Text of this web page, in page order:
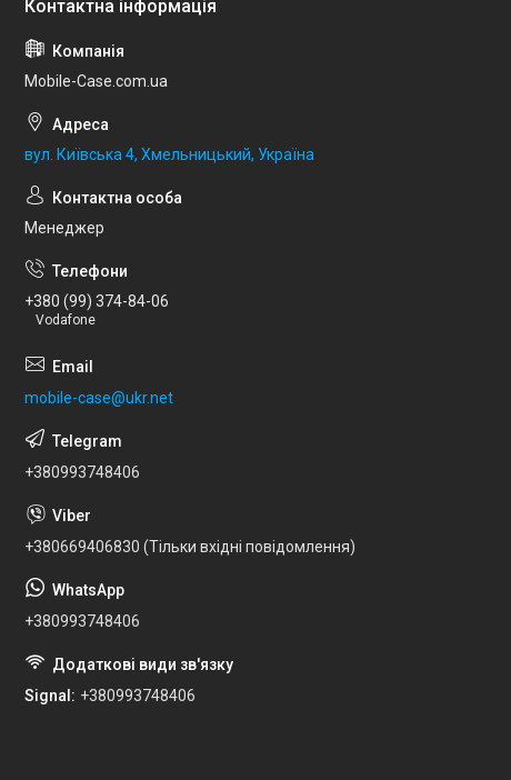
Mobile-Case.com.ua
вул. Київська 4, Хмельницький, Україна
Менеджер
+380 (99) 374-84-06
Vodafone
mobile-case@ukr.net
+380993748406
+380669406830 (Тільки вхідні повідомлення)
+380993748406
Signal +380993748406